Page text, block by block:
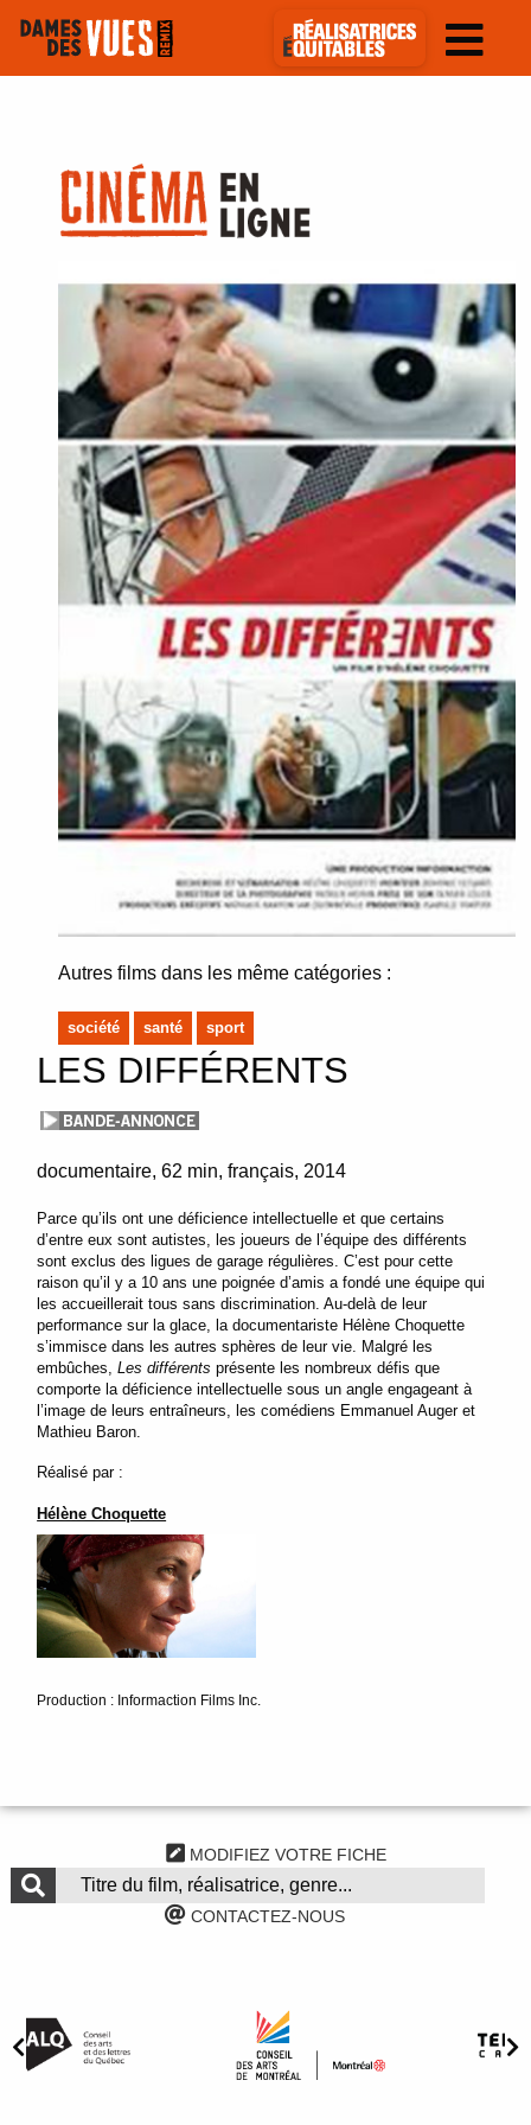
Autres films dans les même catégories :
société santé sport
LES DIFFÉRENTS
documentaire 62 min français 2014
Parce qu’ils ont une déficience intellectuelle et que certains
d’entre eux sont autistes, les joueurs de l’équipe des différents
sont exclus des ligues de garage régulières. C’est pour cette
raison qu’il y a 10 ans une poignée d’amis a fondé une équipe qui
les accueillerait tous sans discrimination. Au-delà de leur
performance sur la glace, la documentariste Hélène Choquette
s’immisce dans les autres sphères de leur vie. Malgré les
embûches,Les différents présente les nombreux défis que
comporte la déficience intellectuelle sous un angle engageant à
l’image de leurs entraîneurs, les comédiens Emmanuel Auger et
Mathieu Baron.
Réalisé par :
Hélène Choquette
Production : Informaction Films Inc.
MODIFIEZ VOTRE FICHE
CONTACTEZ-NOUS